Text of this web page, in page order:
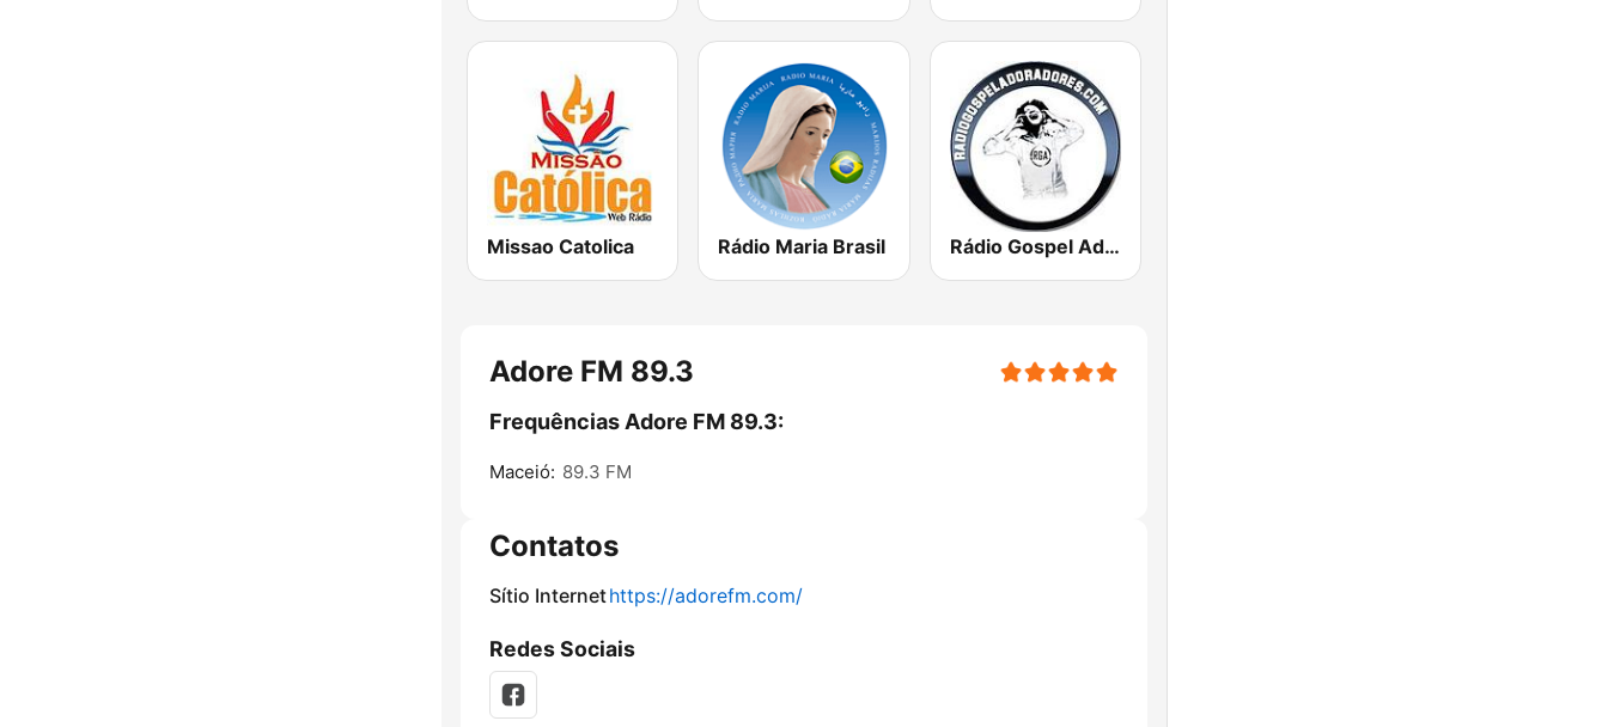
Missao Catolica Rádio Maria Brasil Rádio Gospel Adoradores
Adore FM 89.3
Frequências Adore FM 89.3:
Maceió: 89.3 FM
Contatos
Sítio Internethttps://adorefm.com/
Redes Sociais